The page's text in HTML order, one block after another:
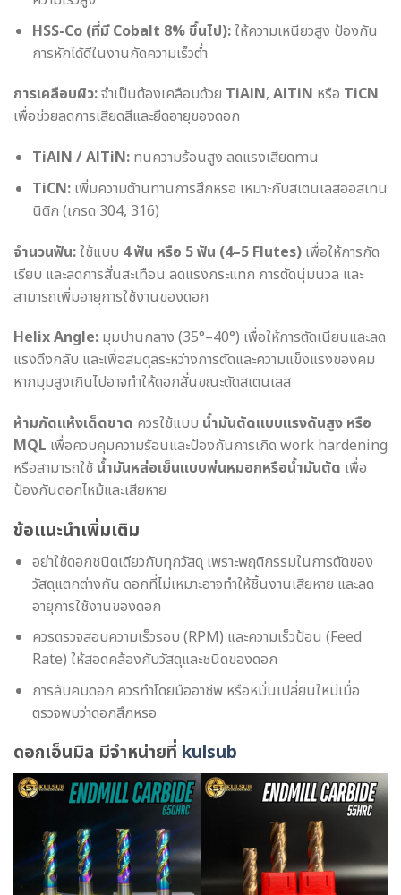
HSS-Co (ที่มี Cobalt 8% ขึ้นไป):ให้ความเหนียวสูง ป้องกัน
การหักได้ดีในงานกัดความเร็วต่ำ
การเคลือบผิว:จำเป็นต้องเคลือบด้วย TiAlN, AlTiN หรือ TiCN
เพื่อช่วยลดการเสียดสีและยืดอายุของดอก
TiAlN / AlTiN:ทนความร้อนสูง ลดแรงเสียดทาน
TiCN:เพิ่มความต้านทานการสึกหรอ เหมาะกับสเตนเลสออสเทน
นิติก (เกรด 304, 316)
จำนวนฟัน:ใช้แบบ 4 ฟัน หรือ 5 ฟัน (4–5 Flutes) เพื่อให้การกัด
เรียบ และลดการสั่นสะเทือน ลดแรงกระแทก การตัดนุ่มนวล และ
สามารถเพิ่มอายุการใช้งานของดอก
Helix Angle: มุมปานกลาง (35°–40°) เพื่อให้การตัดเนียนและลด
แรงดึงกลับ และเพื่อสมดุลระหว่างการตัดและความแข็งแรงของคม
หากมุมสูงเกินไปอาจทำให้ดอกสั่นขณะตัดสเตนเลส
ห้ามกัดแห้งเด็ดขาด ควรใช้แบบ น้ำมันตัดแบบแรงดันสูง หรือ
MQL เพื่อควบคุมความร้อนและป้องกันการเกิด work hardening
หรือสามารถใช้ น้ำมันหล่อเย็นแบบพ่นหมอกหรือน้ำมันตัด เพื่อ
ป้องกันดอกไหม้และเสียหาย
ข้อแนะนำเพิ่มเติม
อย่าใช้ดอกชนิดเดียวกับทุกวัสดุ เพราะพฤติกรรมในการตัดของ
วัสดุแตกต่างกัน ดอกที่ไม่เหมาะอาจทำให้ชิ้นงานเสียหาย และลด
อายุการใช้งานของดอก
ควรตรวจสอบความเร็วรอบ (RPM) และความเร็วป้อน (Feed
Rate) ให้สอดคล้องกับวัสดุและชนิดของดอก
การลับคมดอก ควรทำโดยมืออาชีพ หรือหมั่นเปลี่ยนใหม่เมื่อ
ตรวจพบว่าดอกสึกหรอ
ดอกเอ็นมิล มีจำหน่ายที่ kulsub